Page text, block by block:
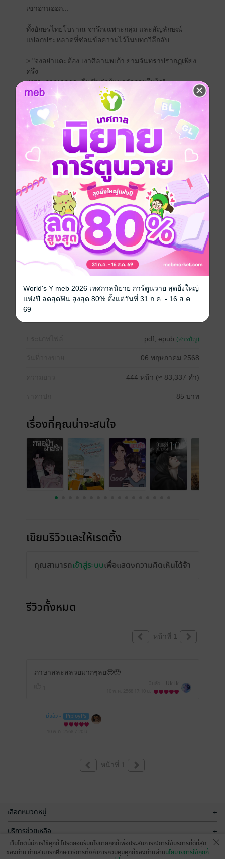
เขาอ่านออก...
ทั้งอักษรไทยโบราณ จารึกเฉพาะกลุ่ม และสัญลักษณ์
แปลกประหลาดที่ซ่อนข้อความไว้ในบทกวีลึกลับ
> "จงอย่าแตะต้อง เงาศิลานพเก้า ยามจันทราปรากฏเพียง
ครึ่ง
เพราะกาลเวลาจะคืนชีพต่อผู้แบกคำถามในใจ"
คำเตือนที่ฟังดูไร้สาระ ถูกโยนทิ้งไว้บนโต๊ะในคืนฝน
กระหน่ำ
แต่ไม่กี่ชั่วโมงต่อมา...รัชชานนท์กลับพบตัวเองยืนอยู่กลาง
ทุ่งนากว้าง
ฝูงควายเดินเรียงแถว ชาวบ้านแต่งกายแปลกตา
ไม่มีสัญญาณ ไม่มีไฟฟ้า ไม่มีอาคารสูง ไม่มีรถยนต์
และที่สำคัญ...ไม่มีทางกลับไป
> "นี่มัน...สุโขทัย?"
ในความงุนงงและตกตะลึง
เขาได้พบชายคนหนึ่งในชุดนักรบโบราณ หน้าตาคมเข้ม
สายตาเย็นเยียบราวกระบี่เปลือยปลาย
ผู้ชายคนนั้นคือจุดเริ่มต้นของทุกอย่าง
ทั้งความลับของอดีต...
...และหัวใจของเขา
Boy love / Yaoi โรแมนติก โรมานซ์
แฟนตาซี
pdf, epub (สารบัญ)
06 พฤษภาคม 2568
444 หน้า (≈ 83,337 คำ)
85 บาท
เรื่องที่คุณน่าจะสนใจ
เขียนรีวิวและให้เรตติ้ง
คุณสามารถเข้าสู่ระบบเพื่อแสดงความคิดเห็นได้จ้า
รีวิวทั้งหมด
หน้าที่ 1
ภาษาสละสลวยมากๆลย🥹🥹
Uk ik
มีแล้ว - PiployPs
หน้าที่ 1
เลือกหมวดหมู่ +
บริการช่วยเหลือ +
เกี่ยวกับเรา
เว็บไซต์นี้มีการใช้คุกกี้ โปรดยอมรับนโยบายคุกกี้เพื่อประสบการณ์การใช้บริการที่ดีที่สุด
ของท่าน ท่านสามารถศึกษาวิธีการตั้งค่าการควบคุมคุกกี้ของท่านผ่านนโยบายการใช้คุกกี้
World's Y meb 2026 เทศกาลนิยาย การ์ตูนวาย สุดยิ่งใหญ่
แห่งปี ลดสุดฟิน สูงสุด 80% ตั้งแต่วันที่ 31 ก.ค. - 16 ส.ค.
69